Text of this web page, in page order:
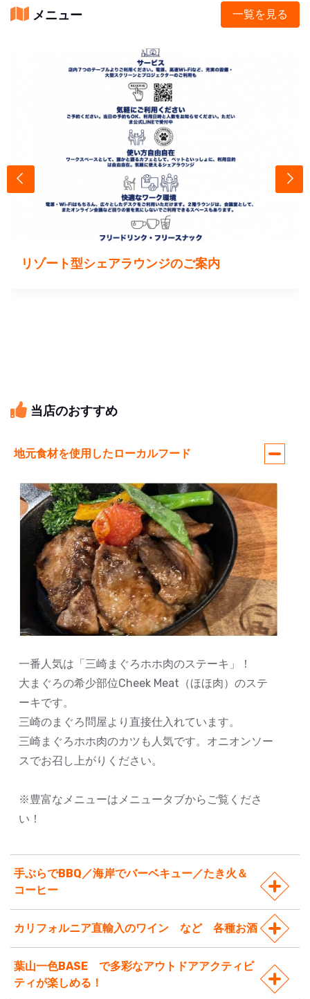
メニュー 一覧を見る
リゾート型シェアラウンジのご案内
当店のおすすめ
地元食材を使用したローカルフード
一番人気は「三崎まぐろホホ肉のステーキ」！
大まぐろの希少部位Cheek Meat（ほほ肉）のステ
ーキです。
三崎のまぐろ問屋より直接仕入れています。
三崎まぐろホホ肉のカツも人気です。オニオンソー
スでお召し上がりください。
※豊富なメニューはメニュータブからご覧くださ
い！
手ぶらでBBQ／海岸でバーベキュー／たき火＆
コーヒー
カリフォルニア直輸入のワイン など 各種お酒
葉山一色BASE で多彩なアウトドアアクティビ
ティが楽しめる！